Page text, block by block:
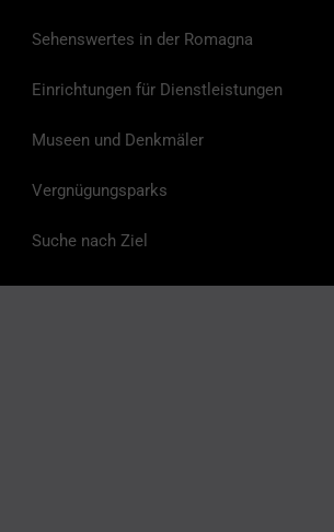
Sehenswertes in der Romagna
Einrichtungen für Dienstleistungen
Museen und Denkmäler
Vergnügungsparks
Suche nach Ziel